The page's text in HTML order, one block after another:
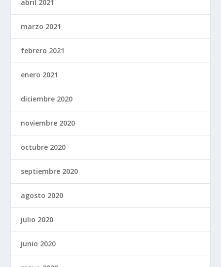
abril 2021
marzo 2021
febrero 2021
enero 2021
diciembre 2020
noviembre 2020
octubre 2020
septiembre 2020
agosto 2020
julio 2020
junio 2020